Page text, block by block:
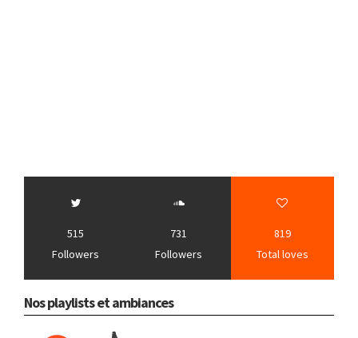
515
Followers
731
Followers
819
Total loves
Nos playlists et ambiances